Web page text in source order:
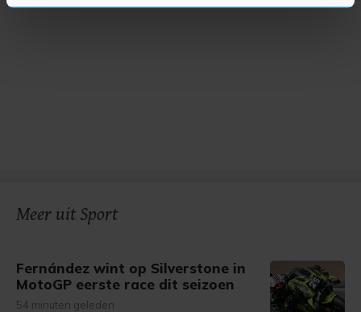
U kunt uw toestemming op elk moment wijzigen of
Meer uit Sport
Fernández wint op Silverstone in
MotoGP eerste race dit seizoen
54 minuten geleden